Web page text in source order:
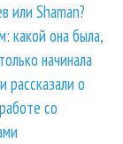
или Shaman?
какой она была,
начинала
рассказали о
со